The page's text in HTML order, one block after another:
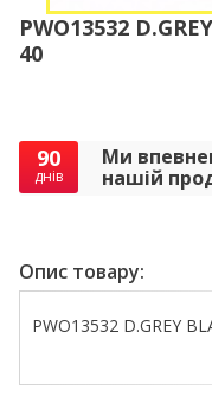
PWO13532
40
90
днів
Ми
нашій
Опис товару:
PWO13532 D.GREY